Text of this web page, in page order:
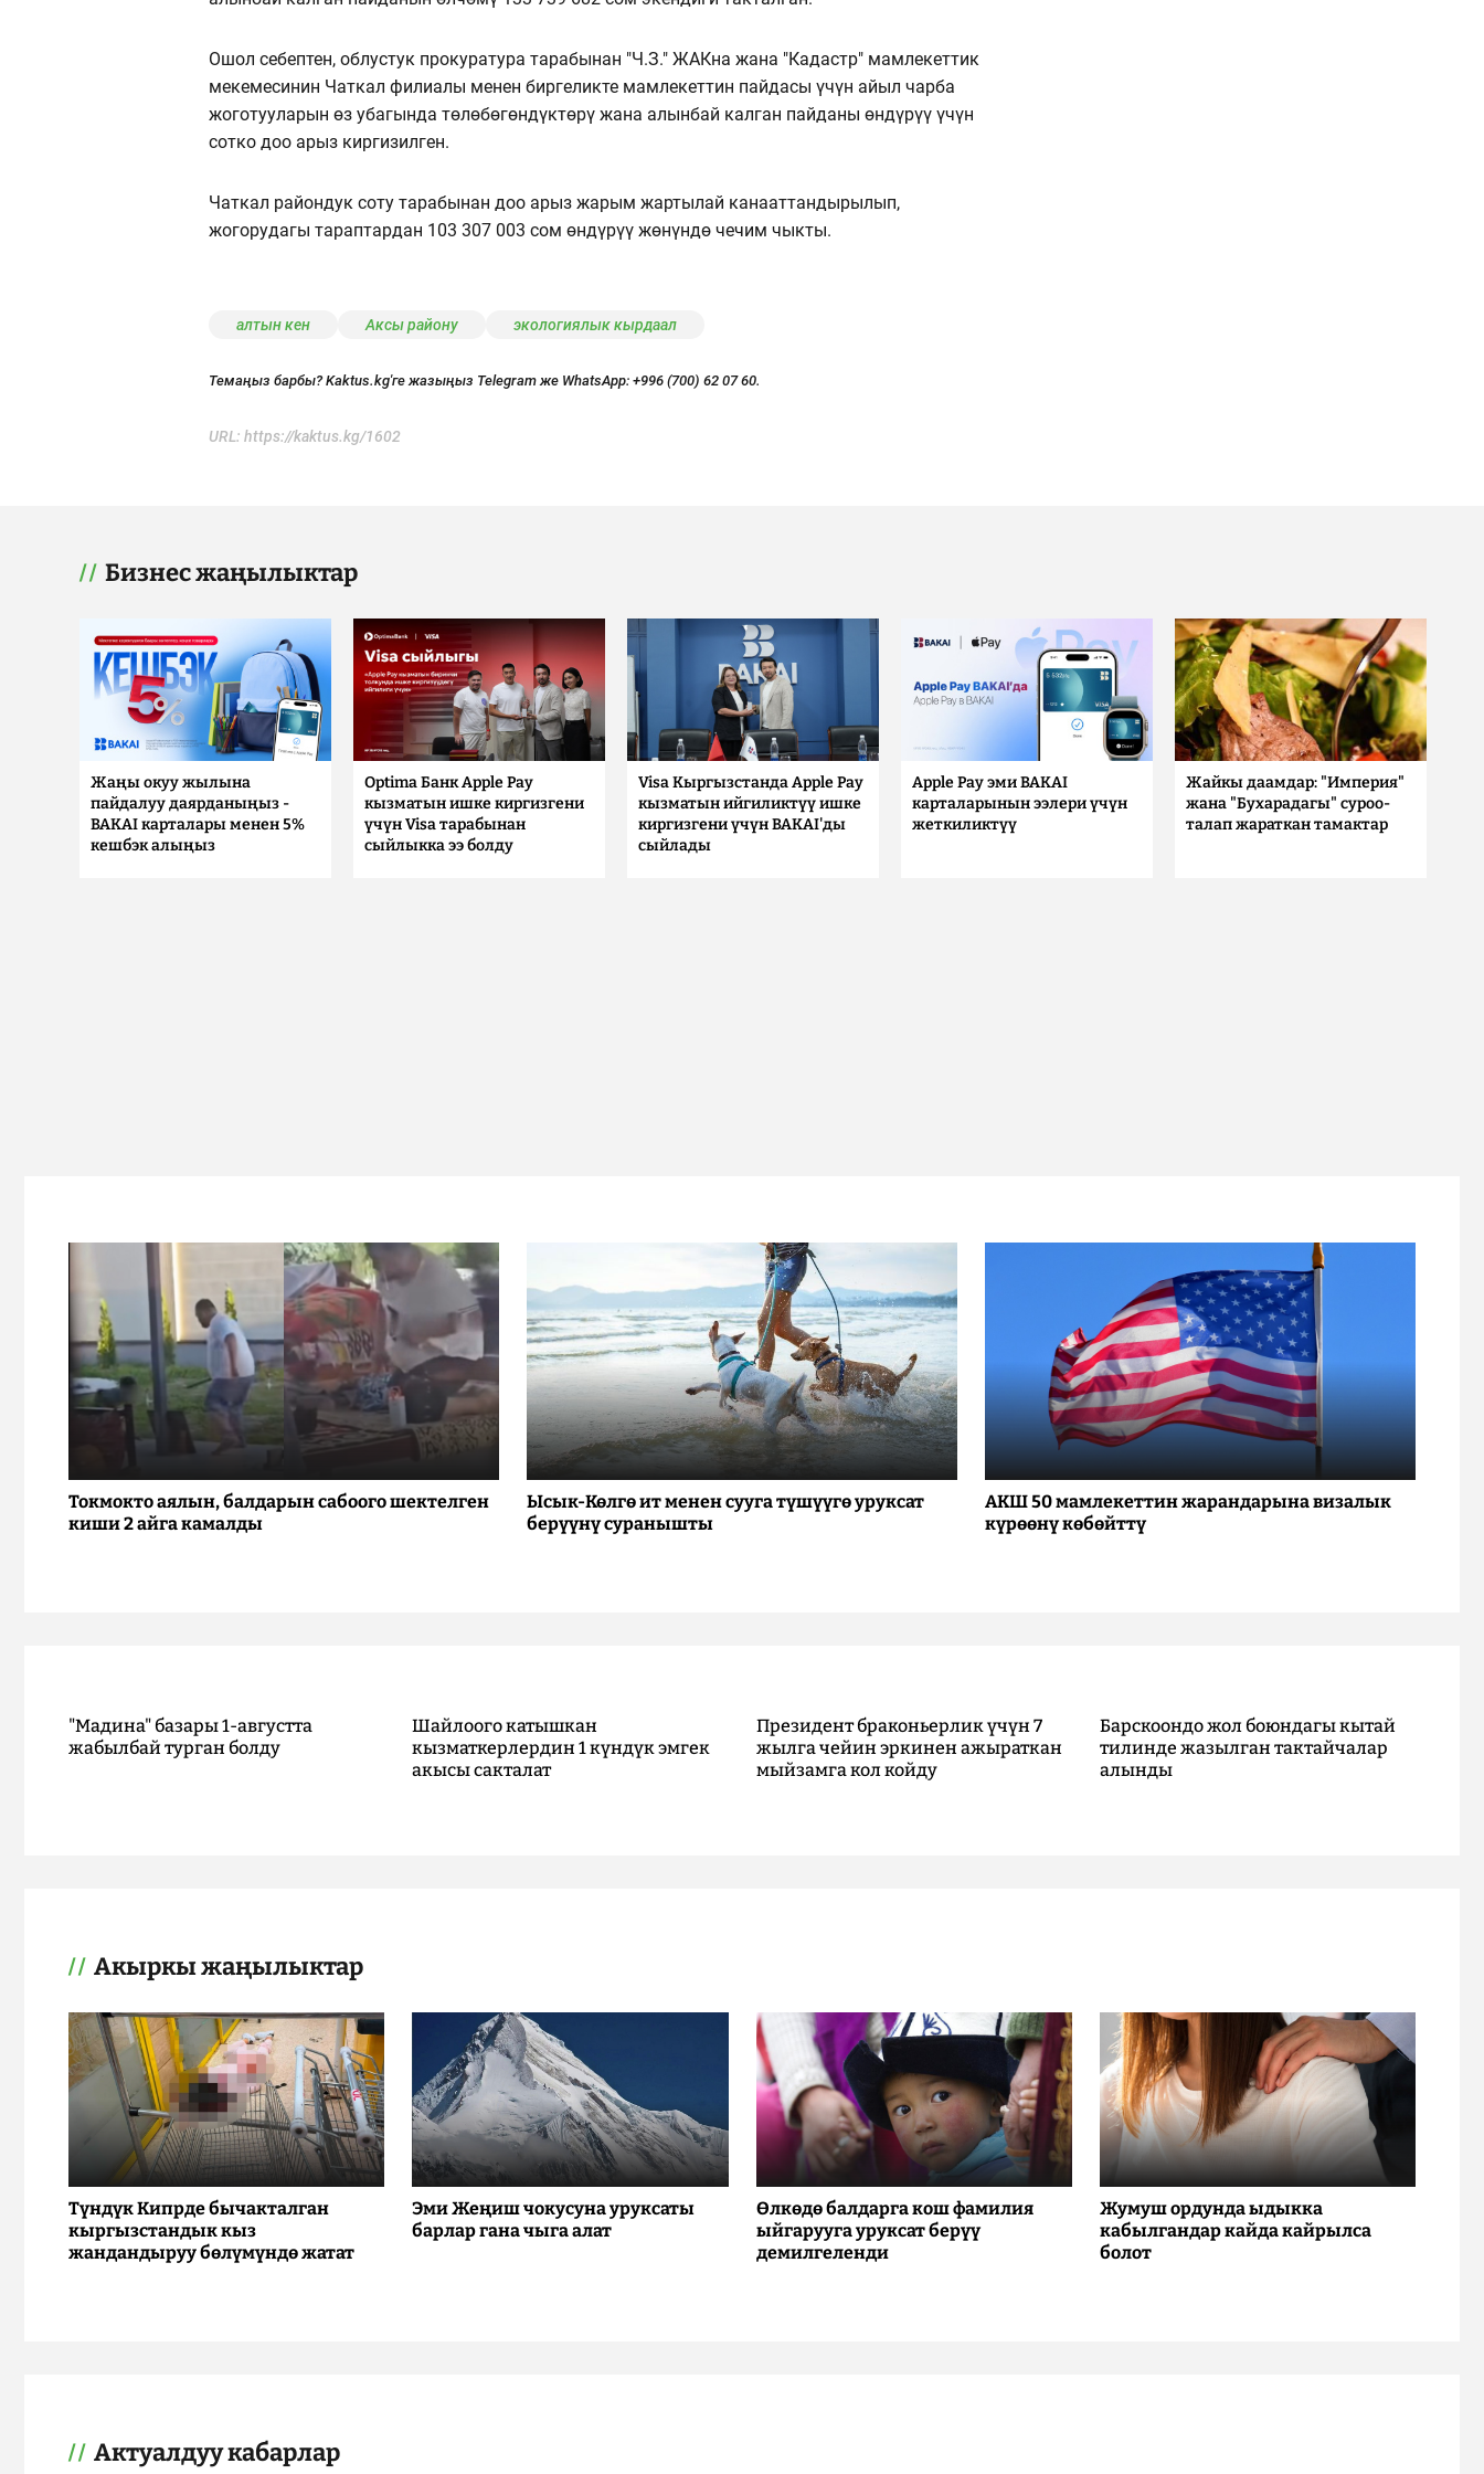
Ошол себептен, облустук прокуратура тарабынан "Ч.З." ЖАКна жана "Кадастр" мамлекеттик
мекемесинин Чаткал филиалы менен биргеликте мамлекеттин пайдасы үчүн айыл чарба
жоготууларын өз убагында тѳлѳбѳгѳндүктѳрү жана алынбай калган пайданы ѳндүрүү үчүн
сотко доо арыз киргизилген.
Чаткал райондук соту тарабынан доо арыз жарым жартылай канааттандырылып,
жогорудагы тараптардан 103 307 003 сом ѳндүрүү жѳнүндѳ чечим чыкты.
алтын кен Аксы району экологиялык кырдаал
Темаңыз барбы? Kaktus.kg'ге жазыңыз Telegram же WhatsApp: +996 (700) 62 07 60.
URL: https://kaktus.kg/1602
Бизнес жаңылыктар
Жаңы окуу жылына
пайдалуу даярданыңыз -
BAKAI карталары менен 5%
кешбэк алыңыз
Optima Банк Apple Pay
кызматын ишке киргизгени
үчүн Visa тарабынан
сыйлыкка ээ болду
Visa Кыргызстанда Apple Pay
кызматын ийгиликтүү ишке
киргизгени үчүн BAKAI'ды
сыйлады
Apple Pay эми BAKAI
карталарынын ээлери үчүн
жеткиликтүү
Жайкы даамдар: "Империя"
жана "Бухарадагы" суроо-
талап жараткан тамактар
Токмокто аялын, балдарын сабоого шектелген
киши 2 айга камалды
Ысык-Көлгө ит менен сууга түшүүгө уруксат
берүүнү суранышты
АКШ 50 мамлекеттин жарандарына визалык
күрөөнү көбөйттү
"Мадина" базары 1-августта
жабылбай турган болду
Шайлоого катышкан
кызматкерлердин 1 күндүк эмгек
акысы сакталат
Президент браконьерлик үчүн 7
жылга чейин эркинен ажыраткан
мыйзамга кол койду
Барскоондо жол боюндагы кытай
тилинде жазылган тактайчалар
алынды
Акыркы жаңылыктар
Түндүк Кипрде бычакталган
кыргызстандык кыз
жандандыруу бөлүмүндө жатат
Эми Жеңиш чокусуна уруксаты
барлар гана чыга алат
Өлкөдө балдарга кош фамилия
ыйгарууга уруксат берүү
демилгеленди
Жумуш ордунда ыдыкка
кабылгандар кайда кайрылса
болот
Актуалдуу кабарлар